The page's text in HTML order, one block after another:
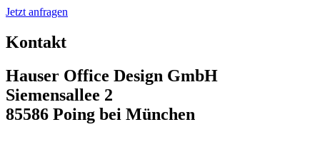
Jetzt anfragen
Kontakt
Hauser Office Design GmbH
Siemensallee 2
85586 Poing bei München